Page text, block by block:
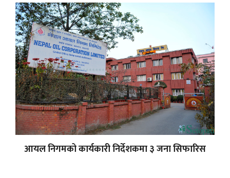
आयल निगमको कार्यकारी निर्देशकमा ३ जना सिफारिस